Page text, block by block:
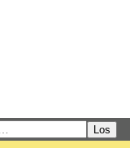
Los